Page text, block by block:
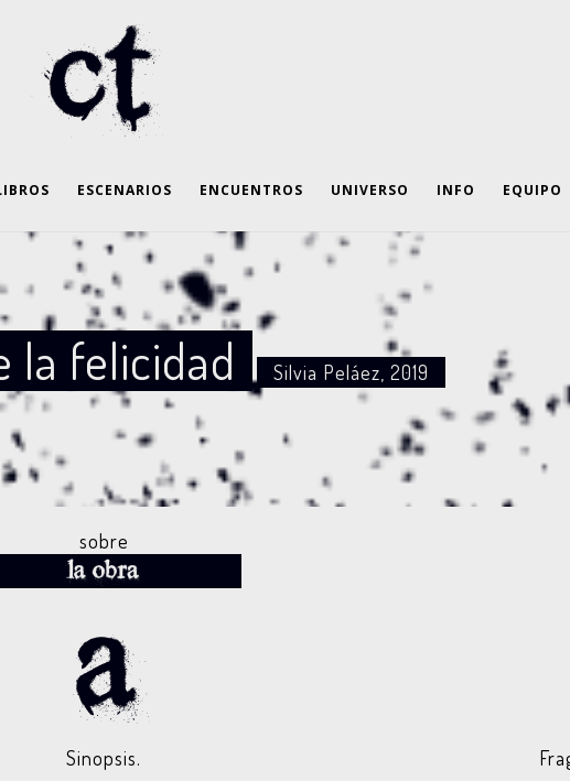
ESCENARIOS ENCUENTROS UNIVERSO INFO EQUIPO
la felicidad Silvia Peláez, 2019
sobre
Sinopsis.